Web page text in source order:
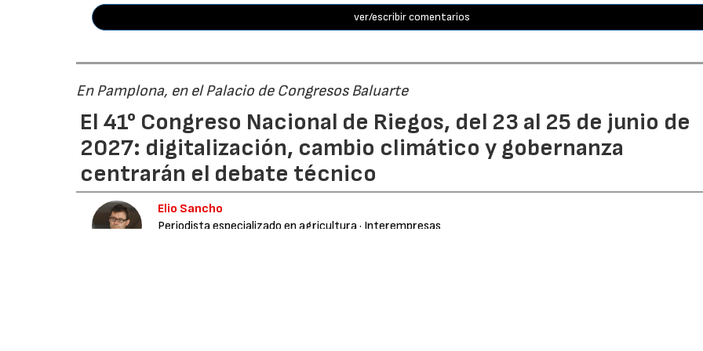
ver/escribir comentarios
En Pamplona, en el Palacio de Congresos Baluarte
El 41° Congreso Nacional de Riegos, del 23 al 25 de junio de
2027: digitalización, cambio climático y gobernanza
centrarán el debate técnico
Elio Sancho
Periodista especializado en agricultura · Interempresas